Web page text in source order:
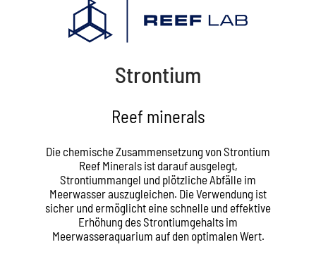
Strontium
Reef minerals
Die chemische Zusammensetzung von Strontium
Reef Minerals ist darauf ausgelegt,
Strontiummangel und plötzliche Abfälle im
Meerwasser auszugleichen. Die Verwendung ist
sicher und ermöglicht eine schnelle und effektive
Erhöhung des Strontiumgehalts im
Meerwasseraquarium auf den optimalen Wert.